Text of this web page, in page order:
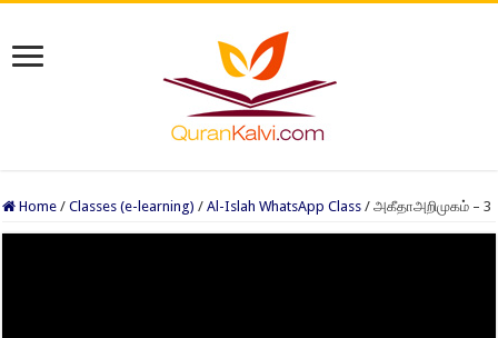
Home / Classes (e-learning) / Al-Islah WhatsApp Class / அகீதாஅறிமுகம் – 3